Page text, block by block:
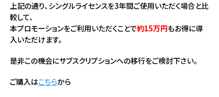
上記の通り、シングルライセンスを3年間ご使用いただく場合と比
較して、
本プロモーションをご利用いただくことで約15万円もお得に導
入いただけます。
是非この機会にサブスクリプションへの移行をご検討下さい。
ご購入はこちらから